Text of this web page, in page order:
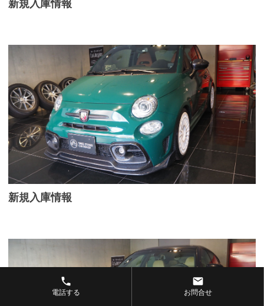
新規入庫情報
新規入庫情報
phone
電話する
email
お問合せ